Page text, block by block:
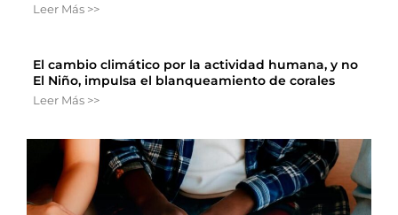
Leer Más >>
El cambio climático por la actividad humana, y no
El Niño, impulsa el blanqueamiento de corales
Leer Más >>